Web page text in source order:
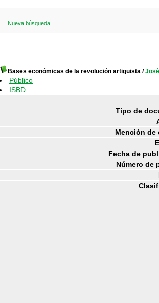
Nueva búsqueda
Bases económicas de la revolución artiguista /
Público
ISBD
Tipo de
Mención de
Fecha de
Número de